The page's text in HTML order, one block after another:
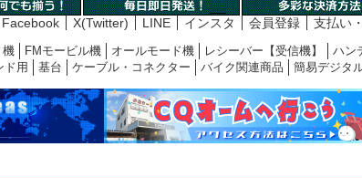
Facebook X(Twitter) LINE インスタ 会員登録 支払い
機 FMモービル機 オールモード機 レシーバー【受信機】 ハン
ド用 基台 ケーブル・コネクター バイク関連商品 簡易デジタ